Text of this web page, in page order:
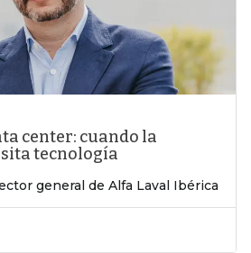
center: cuando la
tecnología
general de Alfa Laval Ibérica